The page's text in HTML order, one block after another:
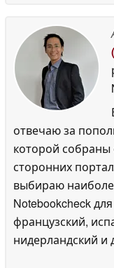
отвечаю за
которой
сторонних
выбираю
Notebookcheck
французский,
нидерландский и